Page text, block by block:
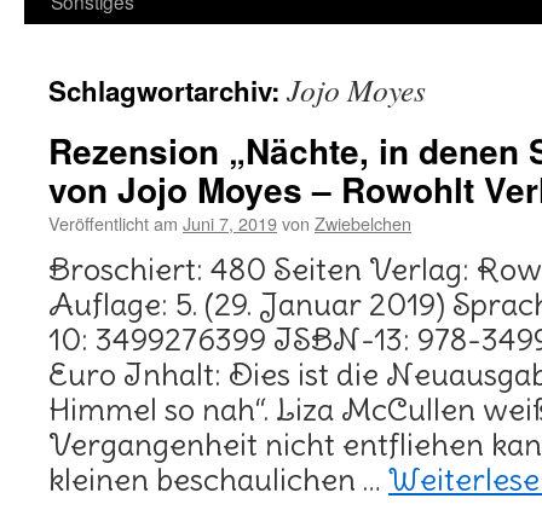
Schlagwortarchiv: Jojo Moyes
Rezension „Nächte, in denen
von Jojo Moyes – Rowohlt
Veröffentlicht am Juni 7, 2019von Zwiebelchen
Broschiert: 480 Seiten Verlag:
Auflage: 5. (29. Januar 2019)
10: 3499276399 ISBN-13: 978-
Euro Inhalt: Dies ist die
Himmel so nah“. Liza McCullen
Vergangenheit nicht entfliehen
kleinen beschaulichen …